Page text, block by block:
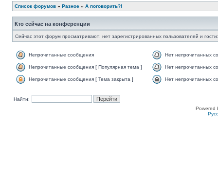
Список форумов » Разное » А поговорить?!
Кто сейчас на конференции
Сейчас этот форум просматривают: нет зарегистрированных пользователей и
Непрочитанные сообщения Нет непрочитанных
Непрочитанные сообщения [ Популярная тема ] Нет непрочитанных
Непрочитанные сообщения [ Тема закрыта ] Нет непрочитанных
Найти:
Powered